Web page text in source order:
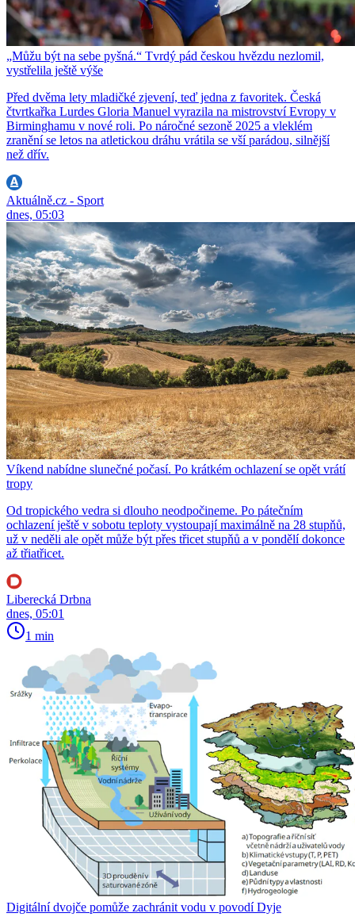
„Můžu být na sebe pyšná.“ Tvrdý pád českou hvězdu nezlomil,
vystřelila ještě výše
Před dvěma lety mladičké zjevení, teď jedna z favoritek. Česká
čtvrtkařka Lurdes Gloria Manuel vyrazila na mistrovství Evropy v
Birminghamu v nové roli. Po náročné sezoně 2025 a vleklém
zranění se letos na atletickou dráhu vrátila se vší parádou, silnější
než dřív.
Aktuálně.cz - Sport
dnes, 05:03
Víkend nabídne slunečné počasí. Po krátkém ochlazení se opět vrátí
tropy
Od tropického vedra si dlouho neodpočineme. Po pátečním
ochlazení ještě v sobotu teploty vystoupají maximálně na 28 stupňů,
už v neděli ale opět může být přes třicet stupňů a v pondělí dokonce
až třiatřicet.
Liberecká Drbna
dnes, 05:01
1 min
Digitální dvojče pomůže zachránit vodu v povodí Dyje